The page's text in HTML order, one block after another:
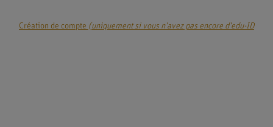
Création de compte (uniquement si vous n'avez pas encore d'edu-ID